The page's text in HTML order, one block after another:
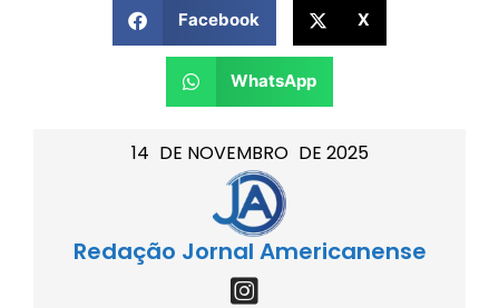
14 DE NOVEMBRO DE 2025
Redação Jornal Americanense
Facebook X
WhatsApp